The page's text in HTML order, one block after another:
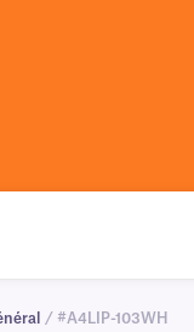
/ #A4LIP-103WH